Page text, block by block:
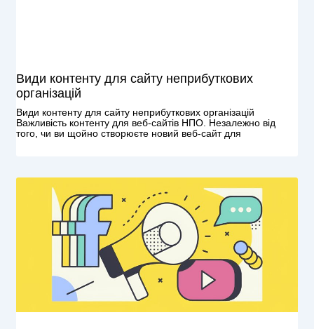
Види контенту для сайту неприбуткових
організацій
Види контенту для сайту неприбуткових організацій
Важливість контенту для веб-сайтів НПО. Незалежно від
того, чи ви щойно створюєте новий веб-сайт для